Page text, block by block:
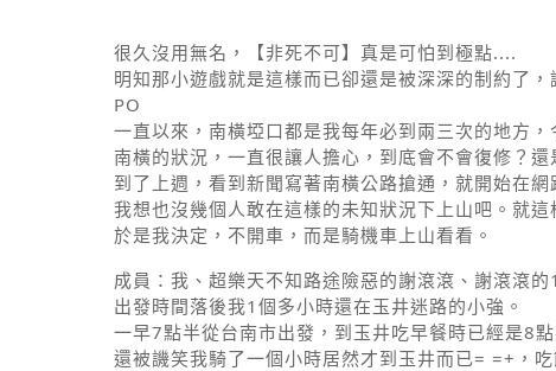
很久沒用無名，【非死不可】真是可怕到極點....
明知那小遊戲就是這樣而已卻還是被深深的制約了
PO
一直以來，南橫埡口都是我每年必到兩三次的地方
南橫的狀況，一直很讓人擔心，到底會不會復修？
到了上週，看到新聞寫著南橫公路搶通，就開始在
我想也沒幾個人敢在這樣的未知狀況下上山吧。就
於是我決定，不開車，而是騎機車上山看看。
成員：我、超樂天不知路途險惡的謝滾滾、謝滾滾的
出發時間落後我1個多小時還在玉井迷路的小強。
一早7點半從台南市出發，到玉井吃早餐時已經是8
還被譏笑我騎了一個小時居然才到玉井而已= =+，